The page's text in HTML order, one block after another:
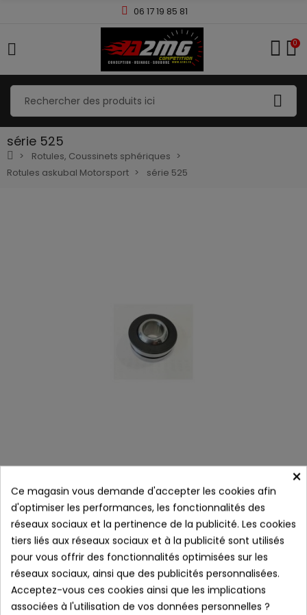
06 17 19 85 81
0
série 525
Rotules, Coussinets sphériques
Rotules askubal Motorsport
série 525
coussinets sphériques Askubal Motorsport
×
Ce magasin vous demande d'accepter les cookies afin
d'optimiser les performances, les fonctionnalités des
réseaux sociaux et la pertinence de la publicité. Les cookies
tiers liés aux réseaux sociaux et à la publicité sont utilisés
pour vous offrir des fonctionnalités optimisées sur les
réseaux sociaux, ainsi que des publicités personnalisées.
Acceptez-vous ces cookies ainsi que les implications
associées à l'utilisation de vos données personnelles ?